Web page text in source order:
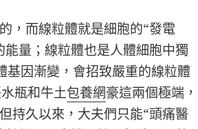
，而線粒體就是細胞的“發電
量；線粒體也是人體細胞中獨
基因漸變，會招致嚴重的線粒體
瓶和牛土包養網豪這兩個極端，
持久以來，大夫們只能“頭痛醫